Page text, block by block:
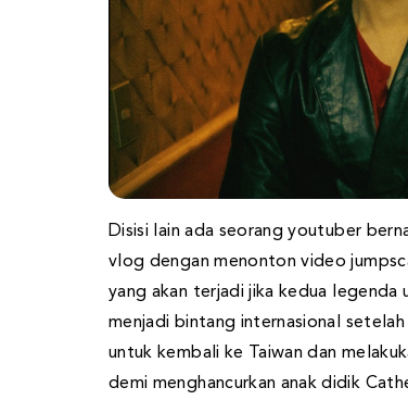
Disisi lain ada seorang youtuber
vlog dengan menonton video
yang akan terjadi jika kedua legenda
menjadi bintang internasional
untuk kembali ke Taiwan dan
demi menghancurkan anak didik